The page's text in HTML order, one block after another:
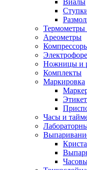
Виалы
Термометры
Ареометры
Ножницы и
Комплекты
Маркировка
Часы и